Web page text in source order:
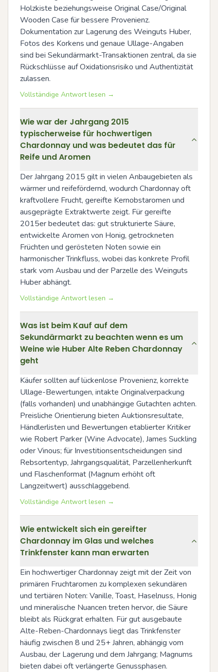
Holzkiste beziehungsweise Original Case/Original
Wooden Case für bessere Provenienz.
Dokumentation zur Lagerung des Weinguts Huber,
Fotos des Korkens und genaue Ullage-Angaben
sind bei Sekundärmarkt-Transaktionen zentral, da sie
Rückschlüsse auf Oxidationsrisiko und Authentizität
zulassen.
Vollständige Antwort lesen →
Wie war der Jahrgang 2015
typischerweise für hochwertigen
Chardonnay und was bedeutet das für
Reife und Aromen
Der Jahrgang 2015 gilt in vielen Anbaugebieten als
wärmer und reifefördernd, wodurch Chardonnay oft
kraftvollere Frucht, gereifte Kernobstaromen und
ausgeprägte Extraktwerte zeigt. Für gereifte
2015er bedeutet das: gut strukturierte Säure,
entwickelte Aromen von Honig, getrockneten
Früchten und gerösteten Noten sowie ein
harmonischer Trinkfluss, wobei das konkrete Profil
stark vom Ausbau und der Parzelle des Weinguts
Huber abhängt.
Vollständige Antwort lesen →
Was ist beim Kauf auf dem
Sekundärmarkt zu beachten wenn es um
Weine wie Huber Alte Reben Chardonnay
geht
Käufer sollten auf lückenlose Provenienz, korrekte
Ullage-Bewertungen, intakte Originalverpackung
(falls vorhanden) und unabhängige Gutachten achten.
Preisliche Orientierung bieten Auktionsresultate,
Händlerlisten und Bewertungen etablierter Kritiker
wie Robert Parker (Wine Advocate), James Suckling
oder Vinous; für Investitionsentscheidungen sind
Rebsortentyp, Jahrgangsqualität, Parzellenherkunft
und Flaschenformat (Magnum erhöht oft
Langzeitwert) ausschlaggebend.
Vollständige Antwort lesen →
Wie entwickelt sich ein gereifter
Chardonnay im Glas und welches
Trinkfenster kann man erwarten
Ein hochwertiger Chardonnay zeigt mit der Zeit von
primären Fruchtaromen zu komplexen sekundären
und tertiären Noten: Vanille, Toast, Haselnuss, Honig
und mineralische Nuancen treten hervor, die Säure
bleibt als Rückgrat erhalten. Für gut ausgebaute
Alte-Reben-Chardonnays liegt das Trinkfenster
häufig zwischen 8 und 25+ Jahren, abhängig vom
Ausbau, der Lagerung und dem Jahrgang; Magnums
bieten dabei oft verlängerte Genussphasen.